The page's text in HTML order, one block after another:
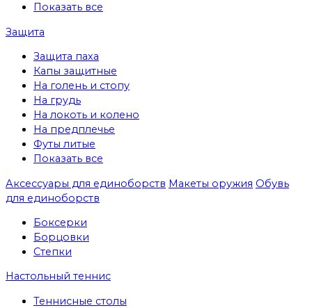
Показать все
Защита
Защита паха
Капы защитные
На голень и стопу
На грудь
На локоть и колено
На предплечье
Футы литые
Показать все
Аксессуары для единоборств Макеты оружия Обувь
для единоборств
Боксерки
Борцовки
Степки
Настольный теннис
Теннисные столы